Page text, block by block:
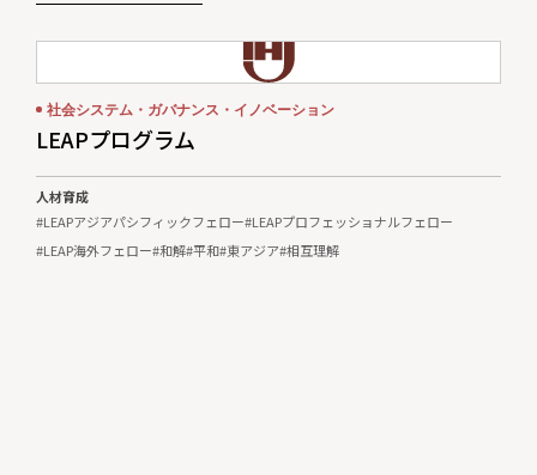
社会システム・ガバナンス・イノベーション
LEAPプログラム
人材育成
#LEAPアジアパシフィックフェロー#LEAPプロフェッショナルフェロー
#LEAP海外フェロー#和解#平和#東アジア#相互理解